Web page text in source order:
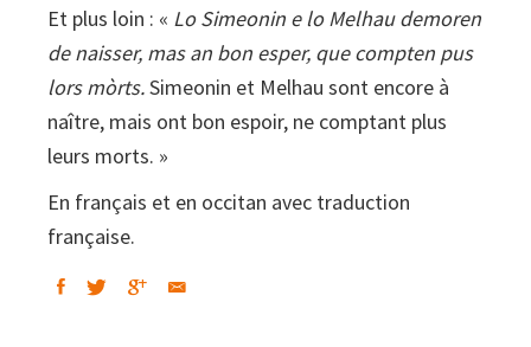
Et plus loin : « Lo Simeonin e lo Melhau demoren
de naisser, mas an bon esper, que compten pus
lors mòrts.Simeonin et Melhau sont encore à
naître, mais ont bon espoir, ne comptant plus
leurs morts. »
En français et en occitan avec traduction
française.